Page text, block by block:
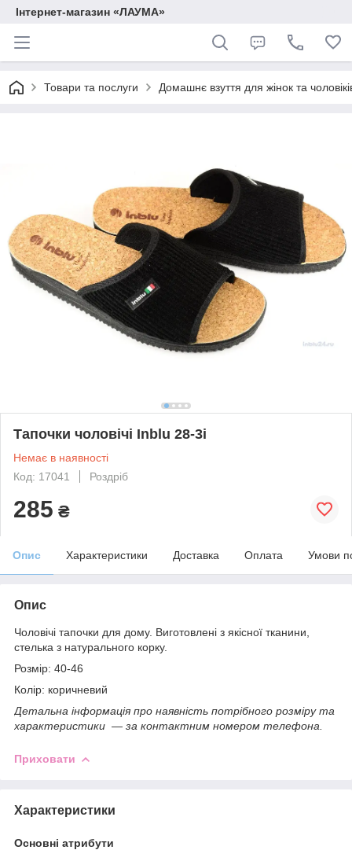
Інтернет-магазин «ЛАУМА»
Товари та послуги Домашнє взуття для жінок та
Тапочки чоловічі Inblu 28-3i
Немає в наявності
Код: 17041
Роздріб
285 ₴
Опис Характеристики Доставка Оплата Умови
Опис
Чоловічі тапочки для дому. Виготовлені з якісної тканини,
стелька з натурального корку.
Розмір: 40-46
Колір: коричневий
Детальна інформація про наявність потрібного розміру та
характеристики — за контактним номером телефона.
Приховати
Характеристики
Основні атрибути